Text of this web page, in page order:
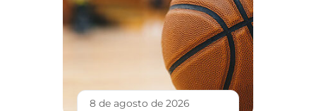
8 de agosto de 2026